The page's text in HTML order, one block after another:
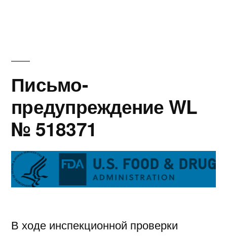
Письмо-
предупреждение WL
№ 518371
В ходе инспекционной проверки